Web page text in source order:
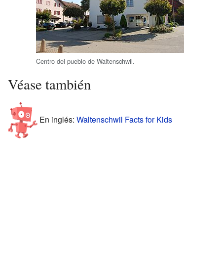
Centro del pueblo de Waltenschwil.
Véase también
En inglés: Waltenschwil Facts for Kids